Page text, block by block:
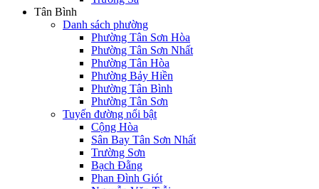
Tân Bình
Danh sách phường
Phường Tân Sơn Hòa
Phường Tân Sơn Nhất
Phường Tân Hòa
Phường Bảy Hiền
Phường Tân Bình
Phường Tân Sơn
Tuyến đường nổi bật
Cộng Hòa
Sân Bay Tân Sơn Nhất
Trường Sơn
Bạch Đằng
Phan Đình Giót